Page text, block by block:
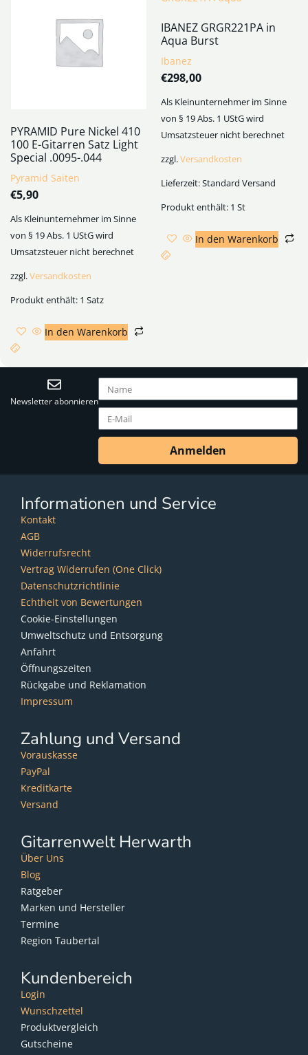
PYRAMID Pure Nickel 410
100 E-Gitarren Satz Light
Special .0095-.044
Pyramid Saiten
€5,90
Als Kleinunternehmer im Sinne
von § 19 Abs. 1 UStG wird
Umsatzsteuer nicht berechnet
zzgl.Versandkosten
Produkt enthält: 1 Satz
In den Warenkorb
IBANEZ GRGR221PA in
Aqua Burst
Ibanez
€298,00
Als Kleinunternehmer im Sinne
von § 19 Abs. 1 UStG wird
Umsatzsteuer nicht berechnet
zzgl.Versandkosten
Lieferzeit:Standard Versand
Produkt enthält: 1 St
In den Warenkorb
Newsletter abonnieren
Anmelden
Informationen und Service
Kontakt
AGB
Widerrufsrecht
Vertrag Widerrufen (One Click)
Datenschutzrichtlinie
Echtheit von Bewertungen
Cookie-Einstellungen
Umweltschutz und Entsorgung
Anfahrt
Öffnungszeiten
Rückgabe und Reklamation
Impressum
Zahlung und Versand
Vorauskasse
PayPal
Kreditkarte
Versand
Gitarrenwelt Herwarth
Über Uns
Blog
Ratgeber
Marken und Hersteller
Termine
Region Taubertal
Kundenbereich
Login
Wunschzettel
Produktvergleich
Gutscheine